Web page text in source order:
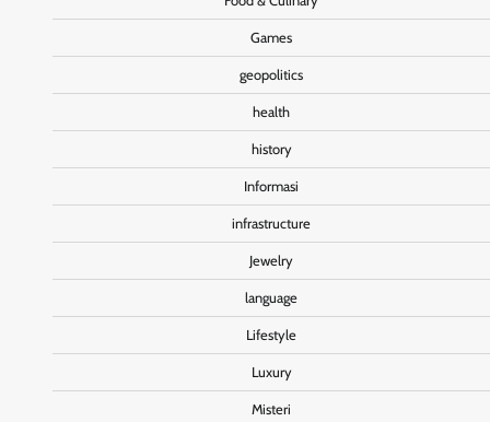
Games
geopolitics
health
history
Informasi
infrastructure
Jewelry
language
Lifestyle
Luxury
Misteri